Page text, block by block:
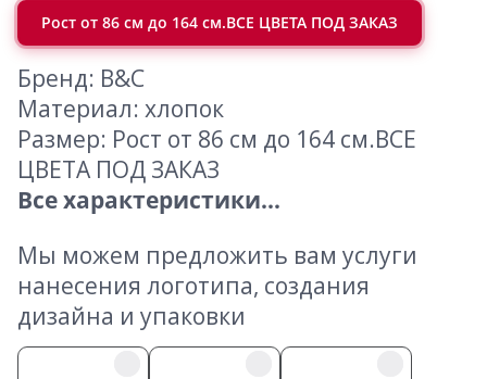
Рост от 86 см до 164 см.ВСЕ ЦВЕТА ПОД ЗАКАЗ
Бренд: B&C
Материал: хлопок
Размер: Рост от 86 см до 164 см.ВСЕ
ЦВЕТА ПОД ЗАКАЗ
Все характеристики...
Мы можем предложить вам услуги
нанесения логотипа, создания
дизайна и упаковки